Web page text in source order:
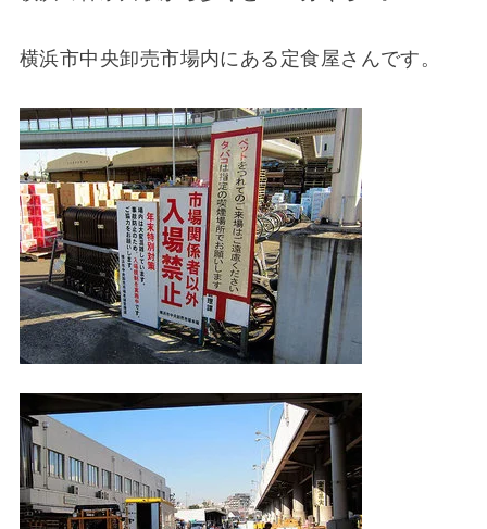
横浜市中央卸売市場内にある定食屋さんです。